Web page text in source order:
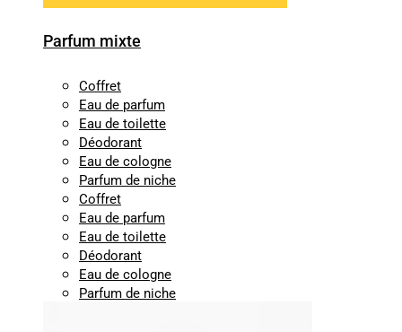
Parfum mixte
Coffret
Eau de parfum
Eau de toilette
Déodorant
Eau de cologne
Parfum de niche
Coffret
Eau de parfum
Eau de toilette
Déodorant
Eau de cologne
Parfum de niche